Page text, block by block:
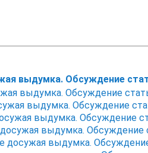
выдумка. Обсуждение
выдумка. Обсуждение
выдумка. Обсуждение
выдумка. Обсуждение
выдумка. Обсуждение
досужая выдумка.